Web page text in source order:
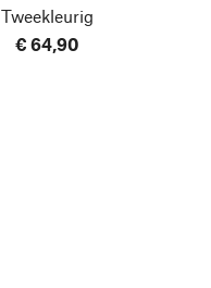
Tweekleurig
€ 64,90